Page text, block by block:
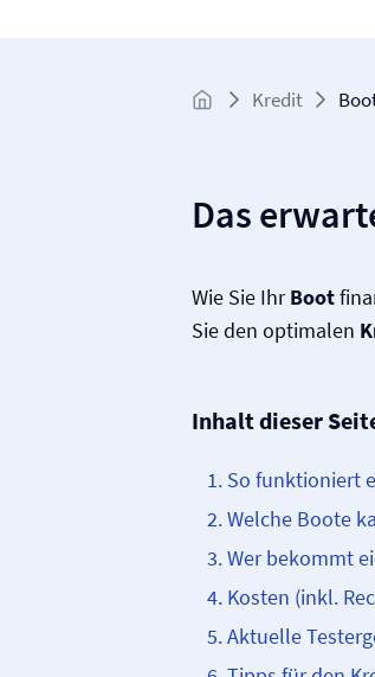
Kredit
Das
Wie Sie IhrBoot
Sie den optimalen
Inhalt dieser
So funktioniert
Welche Boote
Wer bekommt
Kosten (inkl.
Aktuelle